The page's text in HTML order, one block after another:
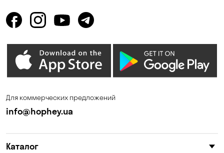
Гостомель
Зазимье Запорожье
Каменные Потоки
Для коммерческих предложений
info@hophey.ua
Каталог